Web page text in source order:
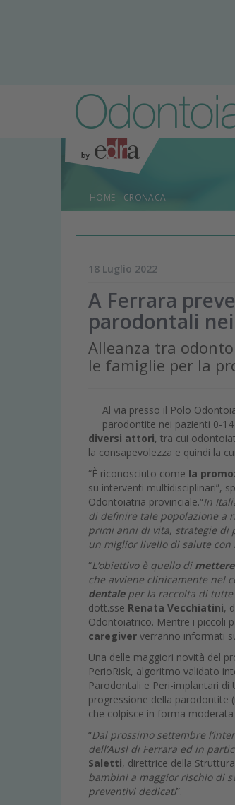
HOME - CRONACA
18 Luglio 2022
A Ferrara
parodontali
Alleanza tra
le famiglie per la
Al via presso il Polo
parodontite nei pazienti 0-
diversi attori, tra cui
la consapevolezza e quindi la
“È riconosciuto come la
su interventi multidisciplinari”,
Odontoiatria provinciale.“In
di definire tale popolazione a
primi anni di vita, strategie di
un miglior livello di salute
“L’obiettivo è quello di
che avviene clinicamente nel
dentaleper la raccolta di
dott.sse Renata Vecchiatini,
Odontoiatrico. Mentre i piccoli
caregiver verranno informati
Una delle maggiori novità del
PerioRisk, algoritmo validato
Parodontali e Peri-implantari di
progressione della parodontite
che colpisce in forma
“Dal prossimo settembre
dell’Ausl di Ferrara ed in
Saletti, direttrice della
bambini a maggior rischio di
preventivi dedicati”.